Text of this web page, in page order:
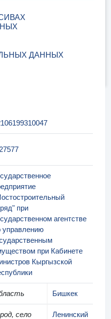
ДАННЫХ
при
агентстве
управлению
при Кабинете
Кыргызской
Бишкек
село
Ленинский